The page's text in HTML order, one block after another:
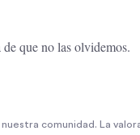
que no las olvidemos.
comunidad. La